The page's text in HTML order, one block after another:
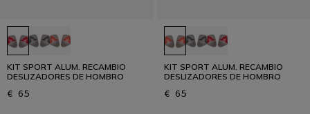
KIT SPORT ALUM. RECAMBIO
DESLIZADORES DE HOMBRO
€ 65
KIT SPORT ALUM. RECAMBIO
DESLIZADORES DE HOMBRO
€ 65